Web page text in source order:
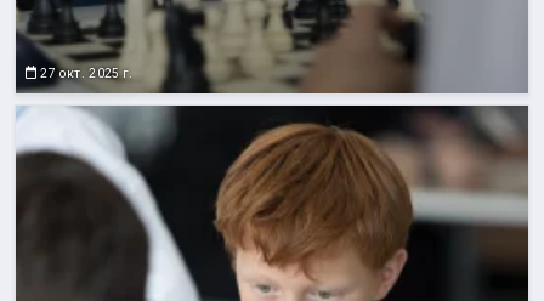
27 окт. 2025 г.